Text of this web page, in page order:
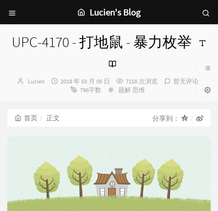
Lucien's Blog
UPC-4170 - 打地鼠 - 暴力枚举
博
Lucien
发
2018 年 03 月 06 日 7118 次浏览
暂无评论
796字数
分
题解 思维
首页 正文 分享到：